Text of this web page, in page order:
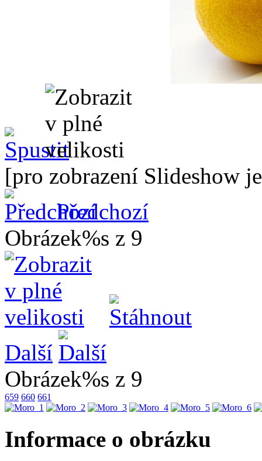
[pro zobrazení Slideshow
Předchozí
Obrázek%s z 9
Další
Obrázek%s z 9
659 660 661
Informace o obrázku